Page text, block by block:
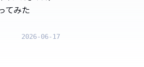
てみた
2026-06-17